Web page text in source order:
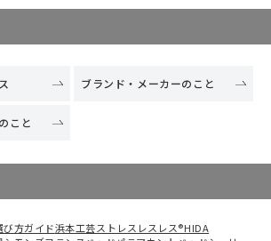
うのか？創業約100年の亀屋家具の販売
は何が違うのか？創業約100年の亀屋家
業約100年の亀屋家具の販売員が教え
家具の販売員が教える、高級マットレス
うのか？創業約100年の亀屋家具の販売
る、高級マットレスは何が違うのか？創
年の亀屋家具の販売員が教える、高級マ
ブランド・メーカーのこと
こと
び方ガイド浜本工芸ストレスレスレス®HIDA